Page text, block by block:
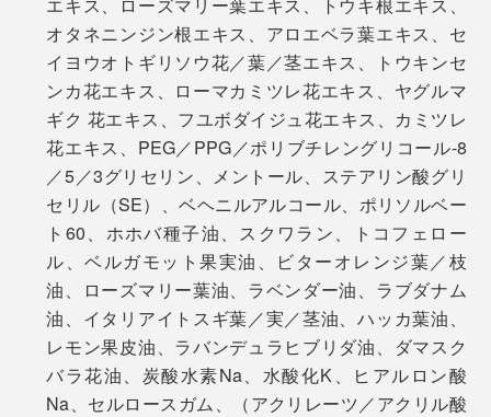
愛用者が多く、施術用としても採用されています。
ベネクス リカバリーウエアはこちら＞
ベネクス ブランドストーリーはこちら＞
ジェル状のクリームがスッとなじむので、ウエアがベタ
ベタすることもありません。」
編集・山口は原稿書きで頭がパンパンになってきた夕方
ごろ、こめかみや耳周りに塗るのがお気に入り。「 スー
パータントン 」と一緒に使うと、モヤがかった頭のなか
がスッキリ晴れるようです！
オタネニンジン根エキス、アロエベラ葉エキス、セ
イヨウオトギリソウ花／葉／茎エキス、トウキンセ
ンカ花エキス、ローマカミツレ花エキス、ヤグルマ
ギク 花エキス、フユボダイジュ花エキス、カミツレ
花エキス、PEG／PPG／ポリブチレングリコール-8
／5／3グリセリン、メントール、ステアリン酸グリ
セリル（SE）、ベヘニルアルコール、ポリソルベー
ト60、ホホバ種子油、スクワラン、トコフェロー
ル、ベルガモット果実油、ビターオレンジ葉／枝
油、ローズマリー葉油、ラベンダー油、ラブダナム
油、イタリアイトスギ葉／実／茎油、ハッカ葉油、
レモン果皮油、ラバンデュラヒブリダ油、ダマスク
バラ花油、炭酸水素Na、水酸化K、ヒアルロン酸
Na、セルロースガム、（アクリレーツ／アクリル酸